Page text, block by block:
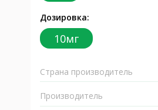
Дозировка:
10мг
Страна производитель
Производитель